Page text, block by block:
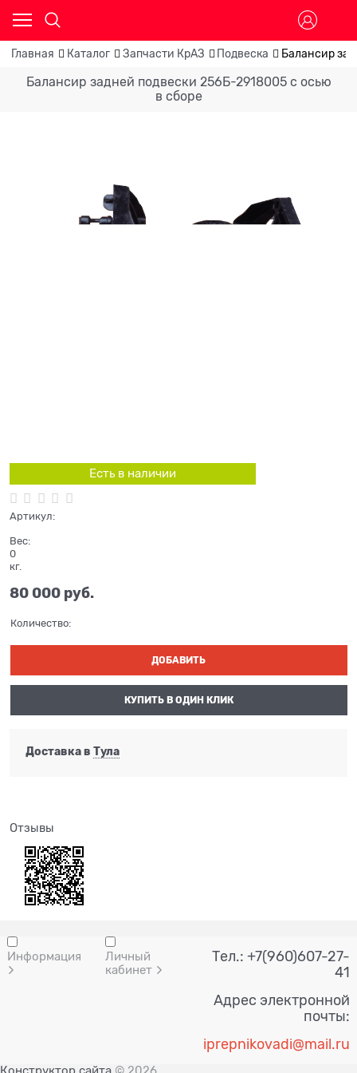
Главная Каталог Запчасти КрАЗ Подвеска Балансир
Балансир задней подвески 256Б-2918005 c осью
в сборе
Есть в наличии
Артикул:
Вес:
0
кг.
80 000 руб.
Количество:
ДОБАВИТЬ
КУПИТЬ В ОДИН КЛИК
Доставка в Тула
Отзывы
Информация
Личный
кабинет
Тел.: +7(960)607-27-
41
Адрес электронной
почты:
iprepnikovadi@mail.ru